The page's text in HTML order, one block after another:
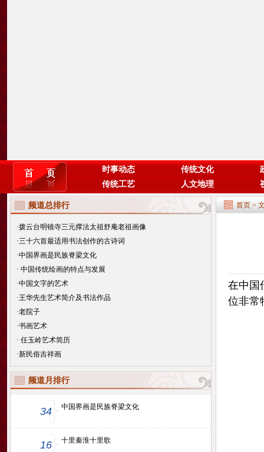
时事动态 传统文化
传统工艺
人文地理
频道总排行
·拨云台明镜寺三元撑法太祖舒庵老祖画像
·三十六首最适用书法创作的古诗词
·中国界画是民族脊梁文化
· 中国传统绘画的特点与发展
·中国文字的艺术
·王华先生艺术简介及书法作品
·老院子
·书画艺术
· 任玉岭艺术简历
·新民俗吉祥画
频道月排行
34 中国界画是民族脊梁文化
16 十里秦淮十里歌
首页>
在中国
位非常